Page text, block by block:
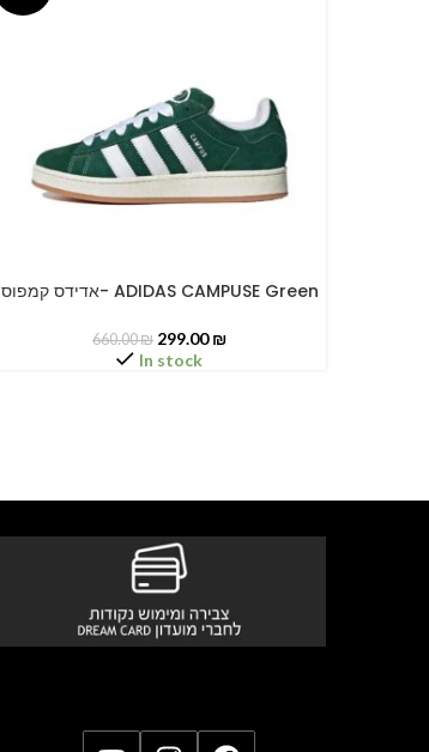
SELECT OPTIONSאדידס קמפוס- ADIDAS CAMPUSE Green
660.00₪ 299.00₪
In stock